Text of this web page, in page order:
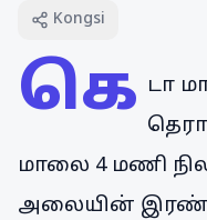
Kongsi
கெ டா
மாலை 4 மணி
அலையின்